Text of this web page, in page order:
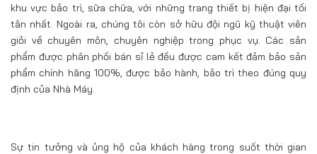
khu vực bảo trì, sữa chữa, với những trang thiết bị hiện đại tối
tân nhất. Ngoài ra, chúng tôi còn sở hữu đội ngũ kỹ thuật viên
giỏi về chuyên môn, chuyên nghiệp trong phục vụ. Các sản
phẩm được phân phối bán sỉ lẻ đều được cam kết đảm bảo sản
phẩm chính hãng 100%, được bảo hành, bảo trì theo đúng quy
định của Nhà Máy.
Sự tin tưởng và ủng hộ của khách hàng trong suốt thời gian